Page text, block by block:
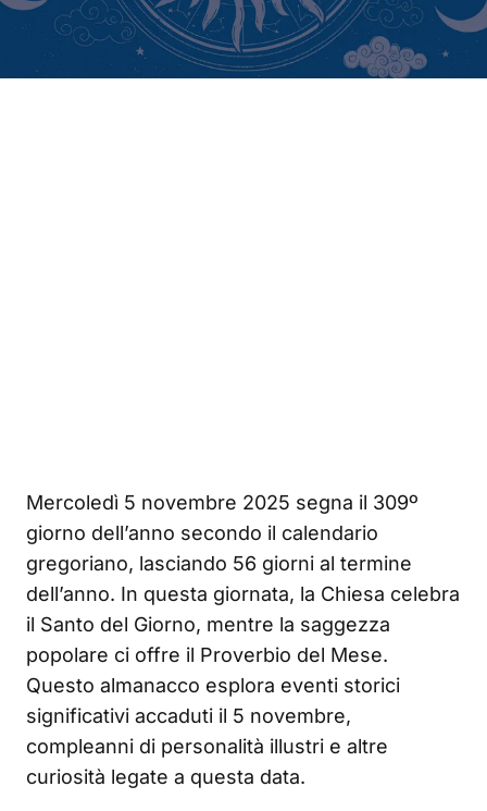
Mercoledì 5 novembre 2025 segna il 309º
giorno dell’anno secondo il calendario
gregoriano, lasciando 56 giorni al termine
dell’anno. In questa giornata, la Chiesa celebra
il Santo del Giorno, mentre la saggezza
popolare ci offre il Proverbio del Mese.
Questo almanacco esplora eventi storici
significativi accaduti il 5 novembre,
compleanni di personalità illustri e altre
curiosità legate a questa data.